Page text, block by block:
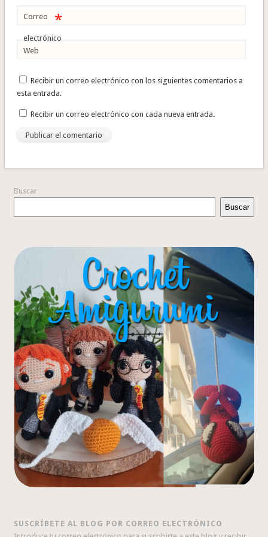
Correo
electrónico
*
Web
Recibir un correo electrónico con los siguientes comentarios a
esta entrada.
Recibir un correo electrónico con cada nueva entrada.
Buscar
Buscar
SUSCRÍBETE AL BLOG POR CORREO ELECTRÓNICO